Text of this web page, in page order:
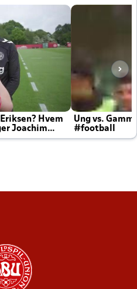
Hvem
Joachim
Ung vs.
#football